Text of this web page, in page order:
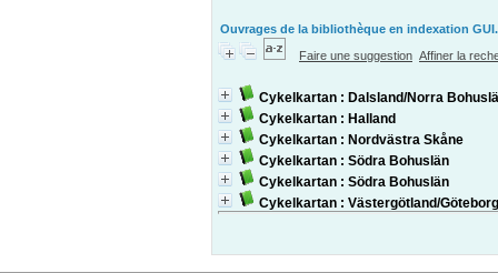
Ouvrages de la bibliothèque en indexation
Faire une suggestion Affiner la
Cykelkartan : Dalsland/Norra
Cykelkartan : Halland
Cykelkartan : Nordvästra Skåne
Cykelkartan : Södra Bohuslän
Cykelkartan : Södra Bohuslän
Cykelkartan : Västergötland/Göteborg